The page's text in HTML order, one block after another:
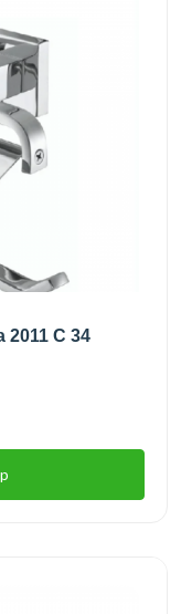
2011 C 34